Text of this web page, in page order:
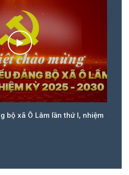
bộ xã Ô Lâm lần thứ I, nhiệm